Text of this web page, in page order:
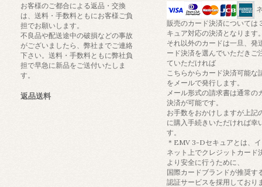
お客様のご都合による返品・交換
は、送料・手数料ともにお客様ご負
担でお願いします。
不良品や配送途中の破損などの事故
がございましたら、弊社までご連絡
下さい。送料・手数料ともに弊社負
担で早急に新品をご送付いたしま
す。
返品送料
販売のカード決済については
キュア対応の決済となります
それ以外のカードは一旦、発
ード決済を選んでいただきご
ていただければ
こちらからカード決済可能な
をメールで発行します。
メール形式の請求書は通常の
決済が可能です。
お手数をおかけしますが上記
に購入手続きいただければ幸
す。
＊EMV 3-Dセキュアとは、
ネット上でクレジットカード
より安全に行うために、
国際カードブランドが推奨す
認証サービスを採用しており